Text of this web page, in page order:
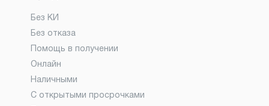
Без КИ
Без отказа
Помощь в получении
Онлайн
Наличными
С открытыми просрочками